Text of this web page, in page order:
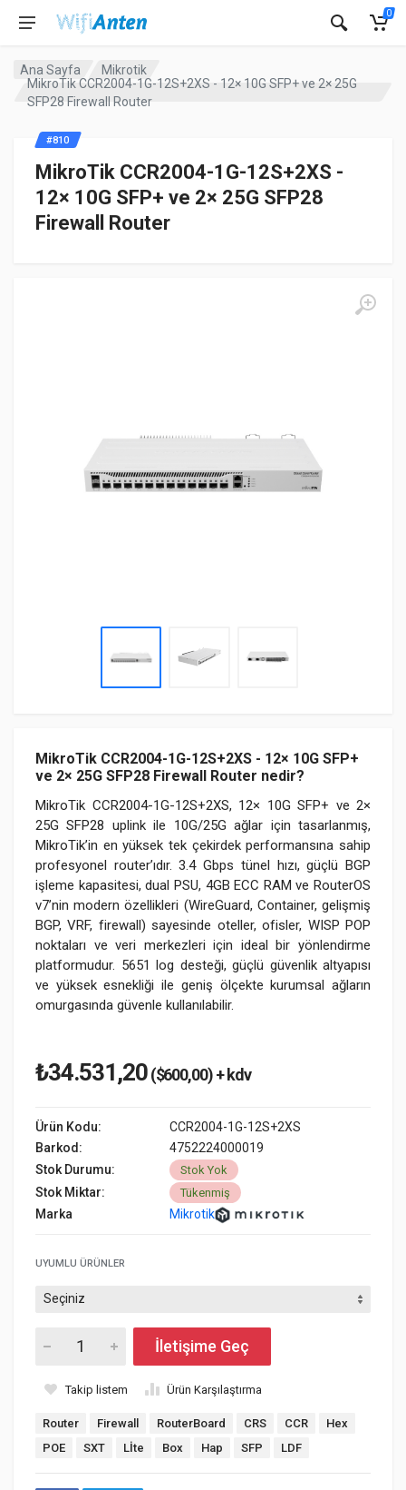
0
Ana Sayfa
Mikrotik
MikroTik CCR2004-1G-12S+2XS - 12× 10G SFP+ ve 2× 25G
SFP28 Firewall Router
MikroTik CCR2004-1G-12S+2XS -
12× 10G SFP+ ve 2× 25G SFP28
Firewall Router
MikroTik CCR2004-1G-12S+2XS - 12× 10G SFP+
ve 2× 25G SFP28 Firewall Router nedir?
MikroTik CCR2004-1G-12S+2XS, 12× 10G SFP+ ve 2×
25G SFP28 uplink ile 10G/25G ağlar için tasarlanmış,
MikroTik’in en yüksek tek çekirdek performansına sahip
profesyonel router’ıdır. 3.4 Gbps tünel hızı, güçlü BGP
işleme kapasitesi, dual PSU, 4GB ECC RAM ve RouterOS
v7’nin modern özellikleri (WireGuard, Container, gelişmiş
BGP, VRF, firewall) sayesinde oteller, ofisler, WISP POP
noktaları ve veri merkezleri için ideal bir yönlendirme
platformudur. 5651 log desteği, güçlü güvenlik altyapısı
ve yüksek esnekliği ile geniş ölçekte kurumsal ağların
omurgasında güvenle kullanılabilir.
#810
₺34.531,20($600,00) + kdv
Ürün Kodu:
CCR2004-1G-12S+2XS
Barkod:
4752224000019
Stok Durumu:
Stok Yok
Stok Miktar: Tükenmiş
Marka Mikrotik
UYUMLU ÜRÜNLER
İletişime Geç
Takip listem Ürün Karşılaştırma
Router Firewall RouterBoard CRS CCR
Hex
POE
SXT Lİte Box Hap SFP LDF